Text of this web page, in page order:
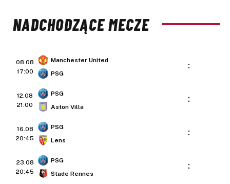
NADCHODZĄCE MECZE
08.08
17:00
Manchester United
PSG
:
12.08
21:00
PSG
Aston Villa
:
16.08
20:45
PSG
Lens
:
23.08
20:45
PSG
Stade Rennes
: